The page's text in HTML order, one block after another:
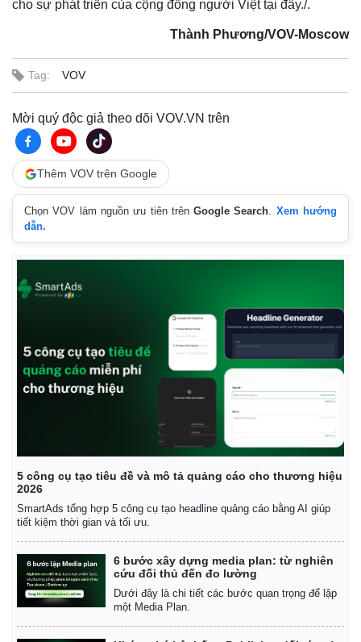
Vụ án
Tin nóng
Tư vấn luật
Quân sự - Quốc phòng
Vũ khí
Việt Nam
Phân tích
cho sự phát triển của cộng đồng người Việt tại đây./.
Thành Phương/VOV-Moscow
Tag: VOV
Mời quý độc giả theo dõi VOV.VN trên
Thêm VOV trên Google
Chọn VOV làm nguồn ưu tiên trênGoogle Search. Xem hướng
dẫn.
5 công cụ tạo tiêu đề và mô tả quảng cáo cho thương hiệu
2026
SmartAds tổng hợp 5 công cụ tạo headline quảng cáo bằng AI giúp
tiết kiệm thời gian và tối ưu.
6 bước xây dựng media plan: từ nghiên
cứu đối thủ đến đo lường
Dưới đây là chi tiết các bước quan trọng để lập
một Media Plan.